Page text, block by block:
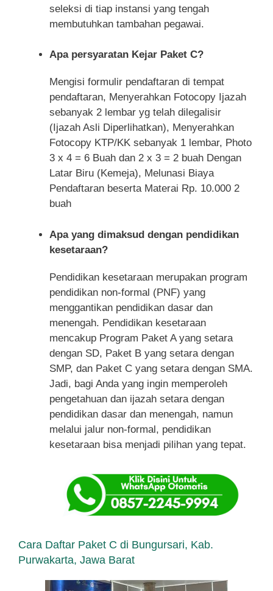
seleksi di tiap instansi yang tengah
membutuhkan tambahan pegawai.
Apa persyaratan Kejar Paket C?
Mengisi formulir pendaftaran di tempat
pendaftaran, Menyerahkan Fotocopy Ijazah
sebanyak 2 lembar yg telah dilegalisir
(Ijazah Asli Diperlihatkan), Menyerahkan
Fotocopy KTP/KK sebanyak 1 lembar, Photo
3 x 4 = 6 Buah dan 2 x 3 = 2 buah Dengan
Latar Biru (Kemeja), Melunasi Biaya
Pendaftaran beserta Materai Rp. 10.000 2
buah
Apa yang dimaksud dengan pendidikan
kesetaraan?
Pendidikan kesetaraan merupakan program
pendidikan non-formal (PNF) yang
menggantikan pendidikan dasar dan
menengah. Pendidikan kesetaraan
mencakup Program Paket A yang setara
dengan SD, Paket B yang setara dengan
SMP, dan Paket C yang setara dengan SMA.
Jadi, bagi Anda yang ingin memperoleh
pengetahuan dan ijazah setara dengan
pendidikan dasar dan menengah, namun
melalui jalur non-formal, pendidikan
kesetaraan bisa menjadi pilihan yang tepat.
Cara Daftar Paket C di Bungursari, Kab.
Purwakarta, Jawa Barat